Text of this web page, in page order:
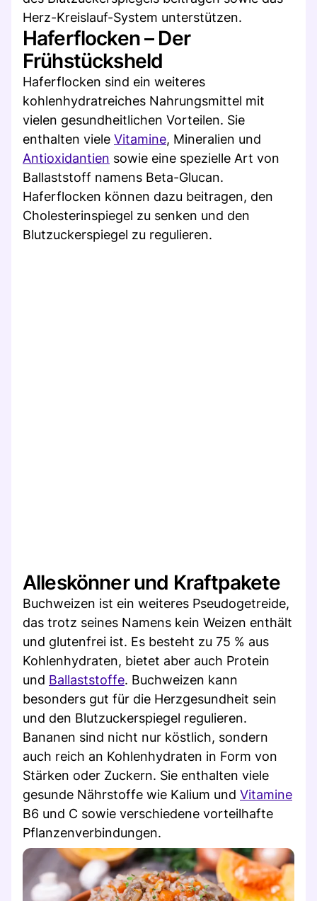
Herz-Kreislauf-System unterstützen.
Haferflocken – Der
Frühstücksheld
Haferflocken sind ein weiteres
kohlenhydratreiches Nahrungsmittel mit
vielen gesundheitlichen Vorteilen. Sie
enthalten viele Vitamine, Mineralien und
Antioxidantien sowie eine spezielle Art von
Ballaststoff namens Beta-Glucan.
Haferflocken können dazu beitragen, den
Cholesterinspiegel zu senken und den
Blutzuckerspiegel zu regulieren.
Alleskönner und Kraftpakete
Buchweizen ist ein weiteres Pseudogetreide,
das trotz seines Namens kein Weizen enthält
und glutenfrei ist. Es besteht zu 75 % aus
Kohlenhydraten, bietet aber auch Protein
und Ballaststoffe. Buchweizen kann
besonders gut für die Herzgesundheit sein
und den Blutzuckerspiegel regulieren.
Bananen sind nicht nur köstlich, sondern
auch reich an Kohlenhydraten in Form von
Stärken oder Zuckern. Sie enthalten viele
gesunde Nährstoffe wie Kalium und Vitamine
B6 und C sowie verschiedene vorteilhafte
Pflanzenverbindungen.